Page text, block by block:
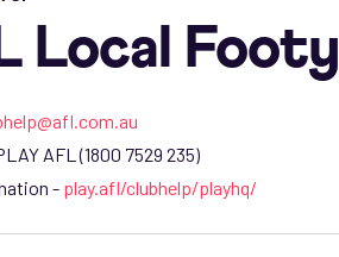
Local Footy
AFL (1800 7529 235)
- play.afl/clubhelp/playhq/